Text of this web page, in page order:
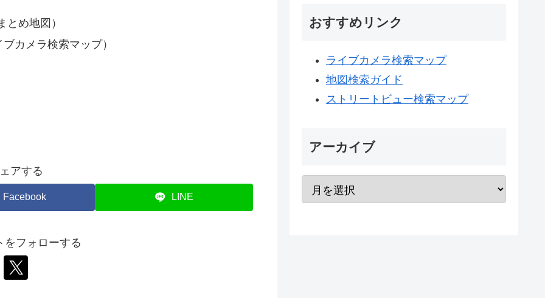
め地図）
カメラ検索マップ）
アする
Facebook LINE
をフォローする
おすすめリンク
ライブカメラ検索マップ
地図検索ガイド
ストリートビュー検索マップ
アーカイブ